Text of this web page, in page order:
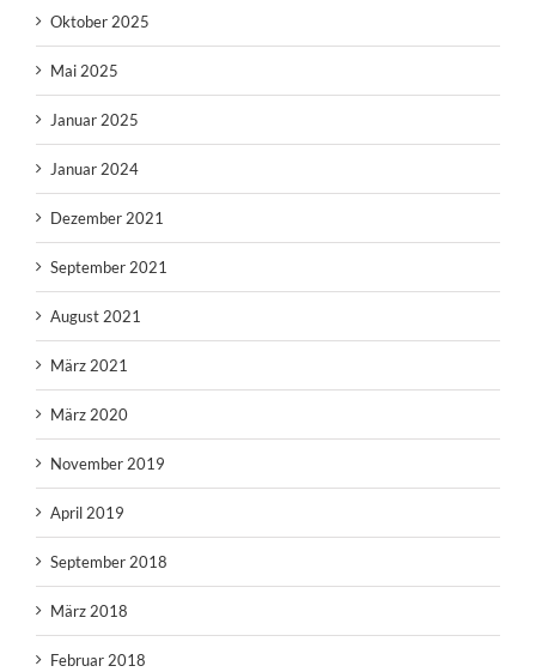
Oktober 2025
Mai 2025
Januar 2025
Januar 2024
Dezember 2021
September 2021
August 2021
März 2021
März 2020
November 2019
April 2019
September 2018
März 2018
Februar 2018